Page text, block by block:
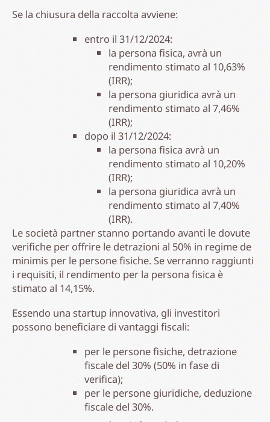
Se la chiusura della raccolta avviene:
entro il 31/12/2024:
la persona fisica, avrà un
rendimento stimato al 10,63%
(IRR);
la persona giuridica avrà un
rendimento stimato al 7,46%
(IRR);
dopo il 31/12/2024:
la persona fisica avrà un
rendimento stimato al 10,20%
(IRR);
la persona giuridica avrà un
rendimento stimato al 7,40%
(IRR).
Le società partner stanno portando avanti le dovute
verifiche per offrire le detrazioni al 50% in regime de
minimis per le persone fisiche. Se verranno raggiunti
i requisiti, il rendimento per la persona fisica è
stimato al 14,15%.
Essendo una startup innovativa, gli investitori
possono beneficiare di vantaggi fiscali:
per le persone fisiche, detrazione
fiscale del 30% (50% in fase di
verifica);
per le persone giuridiche, deduzione
fiscale del 30%.